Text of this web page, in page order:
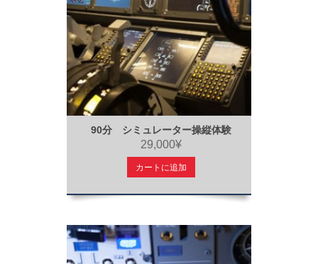
90分 シミュレーター操縦体験
29,000¥
カートに追加